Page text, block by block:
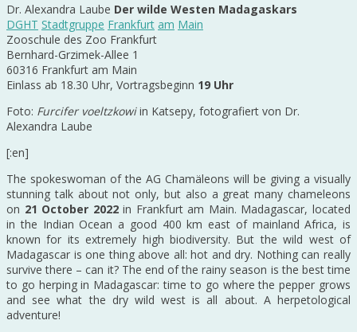
Dr. Alexandra Laube Der wilde Westen Madagaskars
DGHT Stadtgruppe Frankfurt am Main
Zooschule des Zoo Frankfurt
Bernhard-Grzimek-Allee 1
60316 Frankfurt am Main
Einlass ab 18.30 Uhr, Vortragsbeginn 19 Uhr
Foto: Furcifer voeltzkowiin Katsepy, fotografiert von Dr.
Alexandra Laube
[:en]
The spokeswoman of the AG Chamäleons will be giving a visually
stunning talk about not only, but also a great many chameleons
on 21 October 2022in Frankfurt am Main. Madagascar, located
in the Indian Ocean a good 400 km east of mainland Africa, is
known for its extremely high biodiversity. But the wild west of
Madagascar is one thing above all: hot and dry. Nothing can really
survive there – can it? The end of the rainy season is the best time
to go herping in Madagascar: time to go where the pepper grows
and see what the dry wild west is all about. A herpetological
adventure!